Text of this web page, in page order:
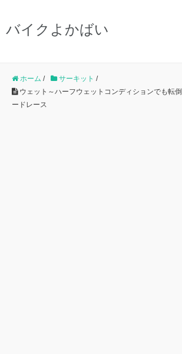
バイクよかばい
ホーム / サーキット /
ウェット～ハーフウェットコンディションでも転
ードレース